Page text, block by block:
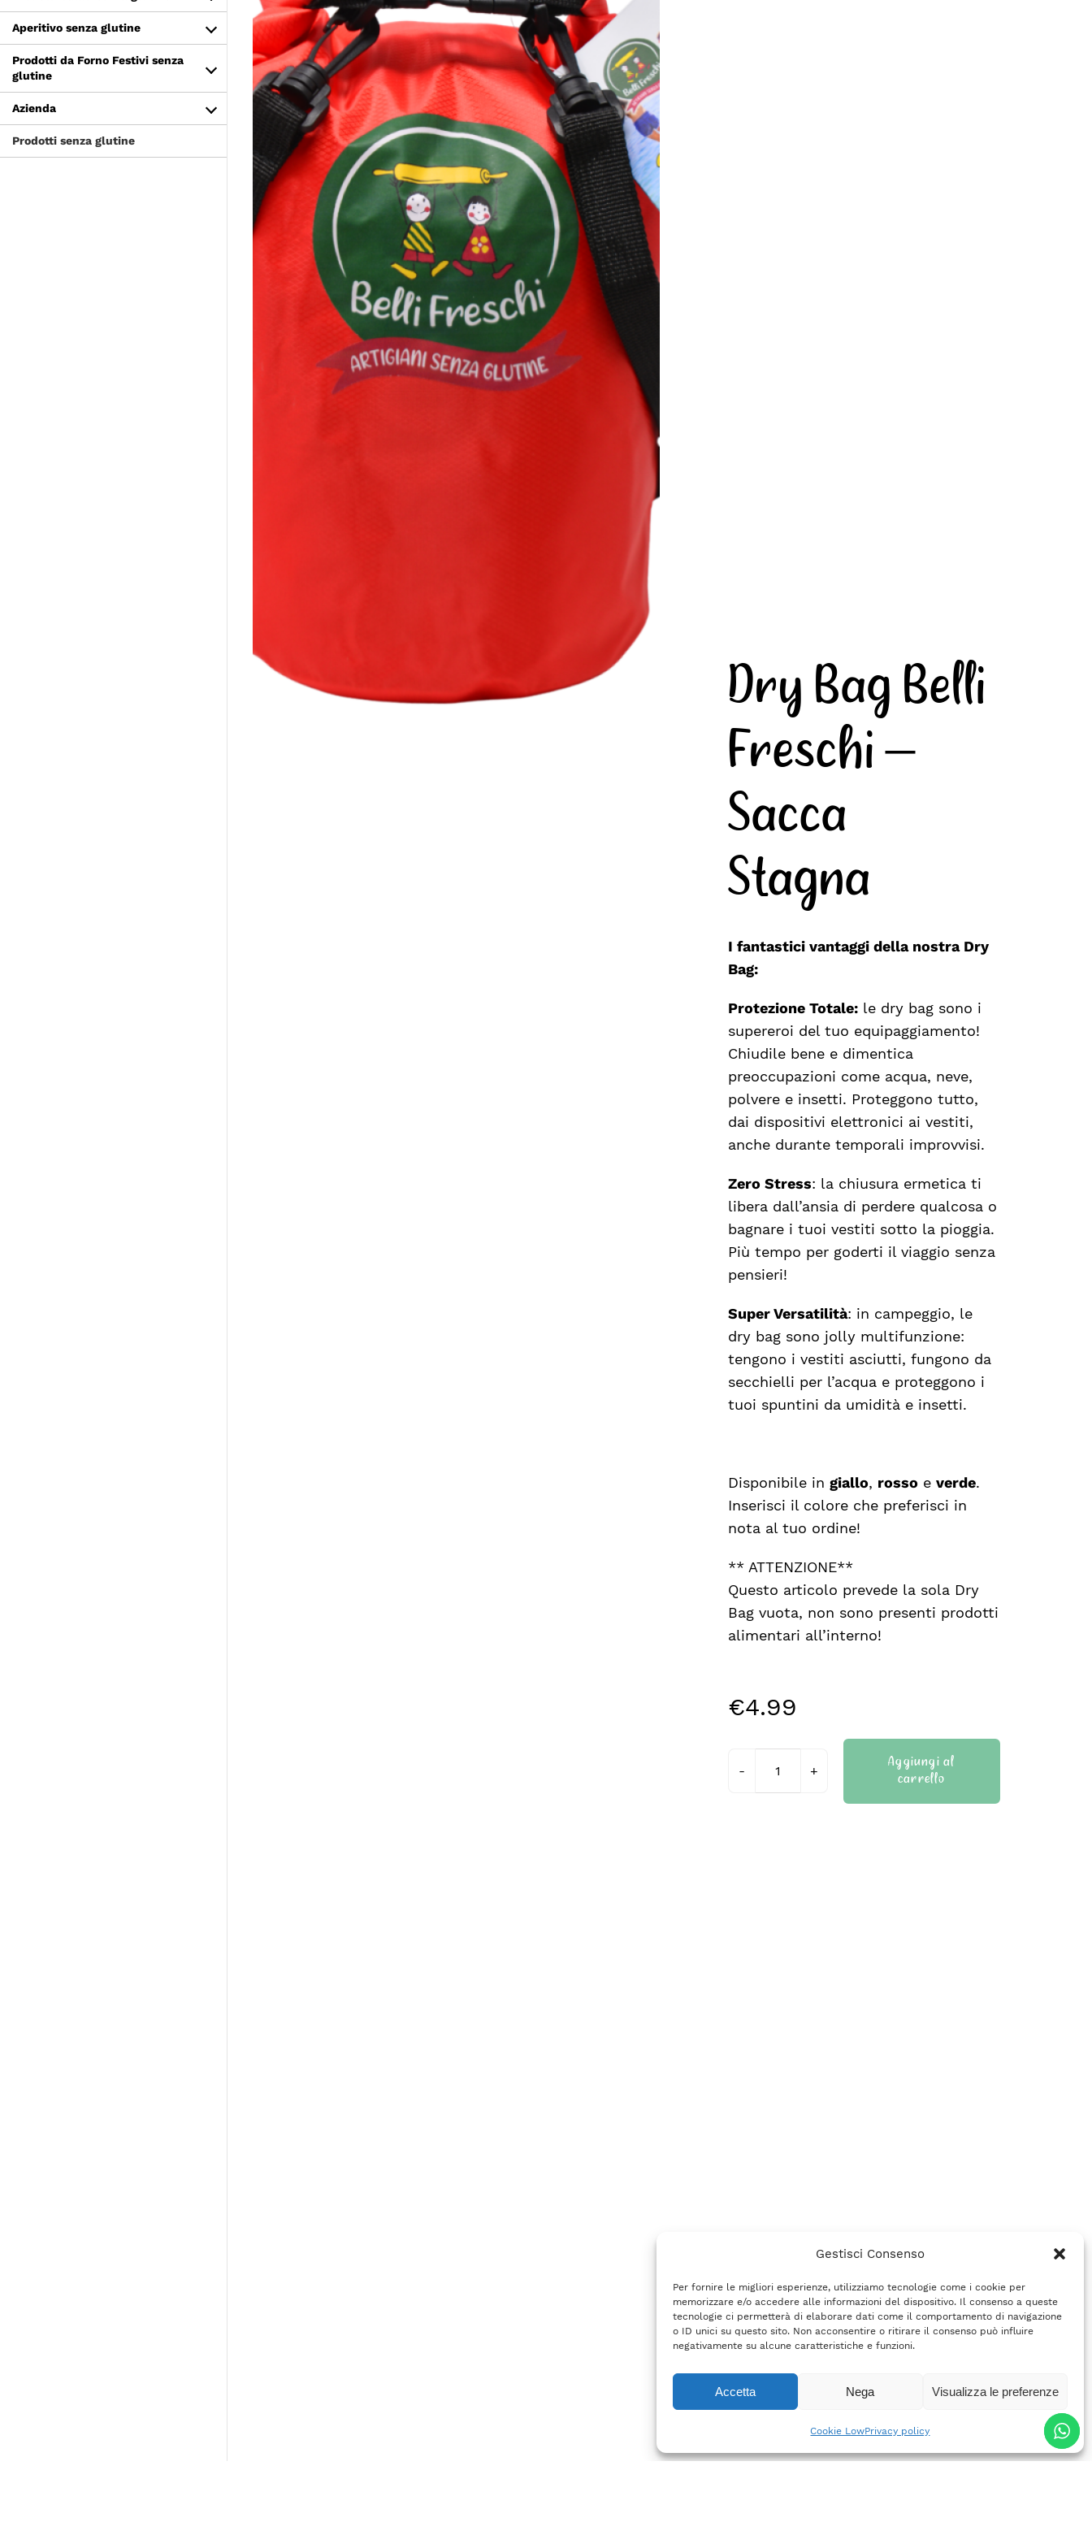
Gestisci Consenso
Per fornire le migliori esperienze, utilizziamo tecnologie come i cookie per
memorizzare e/o accedere alle informazioni del dispositivo. Il consenso a queste
tecnologie ci permetterà di elaborare dati come il comportamento di navigazione
o ID unici su questo sito. Non acconsentire o ritirare il consenso può influire
negativamente su alcune caratteristiche e funzioni.
Accetta Nega Visualizza le preferenze
Cookie LowPrivacy policy
Aperitivo senza glutine
Prodotti da Forno Festivi senza
glutine
Azienda
Prodotti senza glutine
Dry Bag Belli
Freschi –
Sacca
Stagna
I fantastici vantaggi della nostra Dry
Bag:
Protezione Totale:le dry bag sono i
supereroi del tuo equipaggiamento!
Chiudile bene e dimentica
preoccupazioni come acqua, neve,
polvere e insetti. Proteggono tutto,
dai dispositivi elettronici ai vestiti,
anche durante temporali improvvisi.
Zero Stress: la chiusura ermetica ti
libera dall’ansia di perdere qualcosa o
bagnare i tuoi vestiti sotto la pioggia.
Più tempo per goderti il viaggio senza
pensieri!
Super Versatilità: in campeggio, le
dry bag sono jolly multifunzione:
tengono i vestiti asciutti, fungono da
secchielli per l’acqua e proteggono i
tuoi spuntini da umidità e insetti.
Disponibile in giallo, rossoe verde.
Inserisci il colore che preferisci in
nota al tuo ordine!
** ATTENZIONE**
Questo articolo prevede la sola Dry
Bag vuota, non sono presenti prodotti
alimentari all’interno!
€4.99
Dry
Aggiungi al
carrello